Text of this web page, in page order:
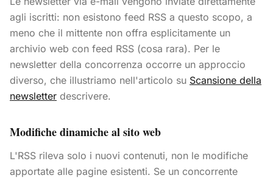
agli iscritti: non esistono feed RSS a questo scopo, a
meno che il mittente non offra esplicitamente un
archivio web con feed RSS (cosa rara). Per le
newsletter della concorrenza occorre un approccio
diverso, che illustriamo nell'articolo su Scansione della
newsletter descrivere.
Modifiche dinamiche al sito web
L'RSS rileva solo i nuovi contenuti, non le modifiche
apportate alle pagine esistenti. Se un concorrente